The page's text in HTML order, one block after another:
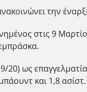
την
στις 9
20) ως
και 1,8 ασίστ.